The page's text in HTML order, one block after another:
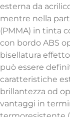
esterna da
mentre nella
(PMMA) in tinta
con bordo ABS
bisellatura
può essere
caratteristiche
brillantezza od
vantaggi in